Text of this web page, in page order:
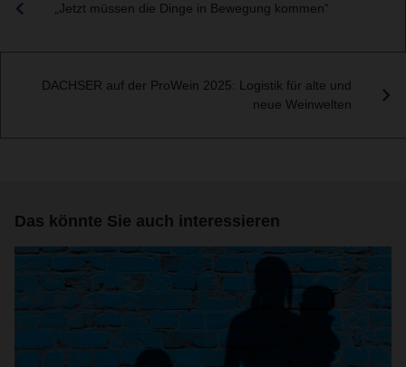
„Jetzt müssen die Dinge in Bewegung kommen“
DACHSER auf der ProWein 2025: Logistik für alte und
neue Weinwelten
Das könnte Sie auch interessieren